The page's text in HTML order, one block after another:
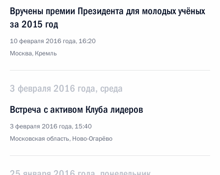
Вручены премии Президента для молодых учёных
за 2015 год
10 февраля 2016 года, 16:20
Москва, Кремль
3 февраля 2016 года, среда
Встреча с активом Клуба лидеров
3 февраля 2016 года, 15:40
Московская область, Ново-Огарёво